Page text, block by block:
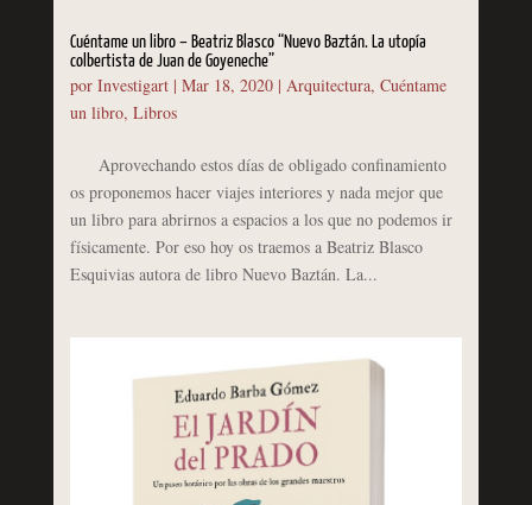
Cuéntame un libro – Beatriz Blasco “Nuevo Baztán. La utopía
colbertista de Juan de Goyeneche”
por Investigart| Mar 18, 2020| Arquitectura, Cuéntame
un libro, Libros
Aprovechando estos días de obligado confinamiento
os proponemos hacer viajes interiores y nada mejor que
un libro para abrirnos a espacios a los que no podemos ir
físicamente. Por eso hoy os traemos a Beatriz Blasco
Esquivias autora de libro Nuevo Baztán. La...